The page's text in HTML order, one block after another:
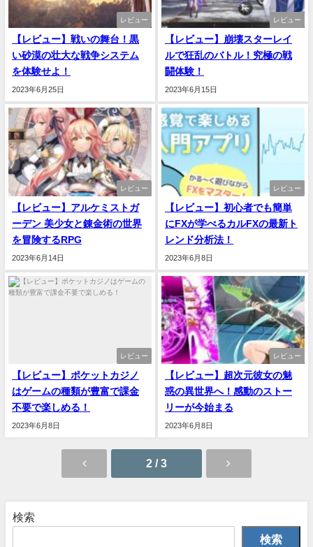
レビュー
【レビュー】戦いの舞台！黒
い砂漠の壮大な戦争システム
を体験せよ！
2023年6月25日
レビュー
【レビュー】崩壊スターレイ
ルで狂乱のバトル！究極の戦
闘体験！
2023年6月15日
レビュー
【レビュー】アルケミストガ
ーデン 美少女と錬金術の世界
を冒険するRPG
2023年6月14日
レビュー
【レビュー】初心者でも簡単
にFXが学べるカルFXの最新ト
レンド分析法！
2023年6月8日
レビュー
【レビュー】ポケットカジノ
はゲームの種類が豊富で課金
不要で楽しめる！
2023年6月8日
レビュー
【レビュー】超次元彼女の魅
惑の異世界へ！感動のストー
リーが今始まる
2023年6月8日
2 / 3
検索
検索